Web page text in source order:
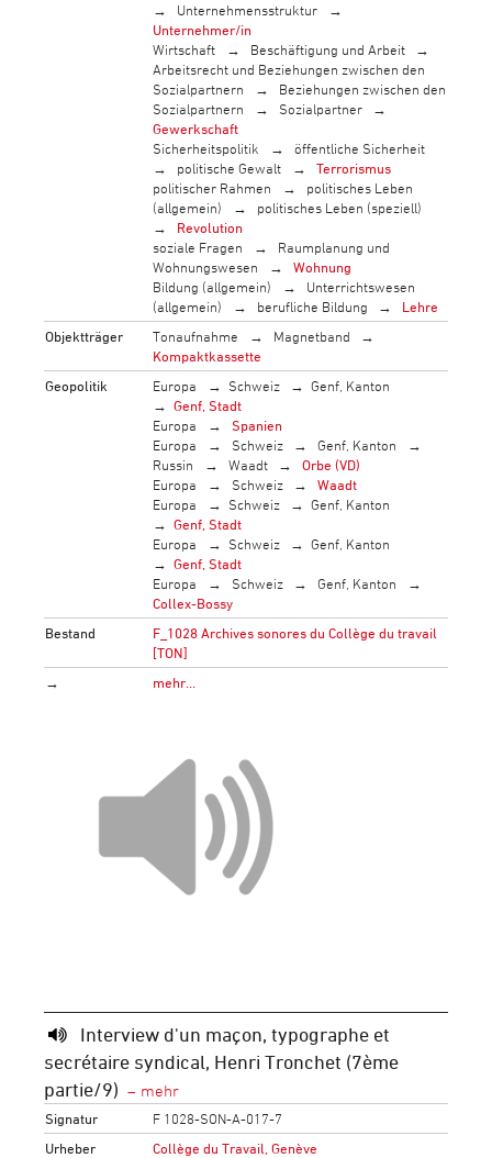
Unternehmensstruktur
Unternehmer/in
Wirtschaft
Beschäftigung und Arbeit
Arbeitsrecht und Beziehungen zwischen den
Sozialpartnern
Beziehungen zwischen den
Sozialpartnern
Sozialpartner
Gewerkschaft
Sicherheitspolitik
öffentliche Sicherheit
politische Gewalt
Terrorismus
politischer Rahmen
politisches Leben
(allgemein)
politisches Leben (speziell)
Revolution
soziale Fragen
Raumplanung und
Wohnungswesen
Wohnung
Bildung (allgemein)
Unterrichtswesen
(allgemein)
berufliche Bildung
Lehre
Objektträger
Tonaufnahme
Magnetband
Kompaktkassette
Geopolitik
Europa Schweiz
Genf, Kanton
Genf, Stadt
Europa
Spanien
Europa
Schweiz
Genf, Kanton
Russin
Waadt
Orbe (VD)
Europa
Schweiz
Waadt
Europa
Schweiz
Genf, Kanton
Genf, Stadt
Europa
Schweiz
Genf, Kanton
Genf, Stadt
Europa
Schweiz
Genf, Kanton
Collex-Bossy
Bestand
F_1028 Archives sonores du Collège du travail
[TON]
→
mehr…
Interview d'un maçon, typographe et
secrétaire syndical, Henri Tronchet (7ème
partie/9)
Signatur
F 1028-SON-A-017-7
Urheber
Collège du Travail, Genève